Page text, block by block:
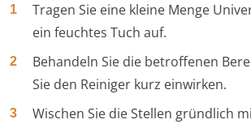
Tragen Sie eine kleine Menge
ein feuchtes Tuch auf.
Behandeln Sie die betroffenen
Sie den Reiniger kurz einwirken.
Wischen Sie die Stellen gründlich